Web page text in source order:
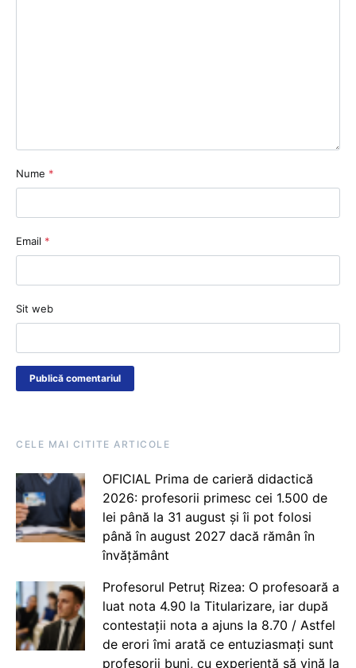
Nume *
Email *
Sit web
CELE MAI CITITE ARTICOLE
OFICIAL Prima de carieră didactică
2026: profesorii primesc cei 1.500 de
lei până la 31 august și îi pot folosi
până în august 2027 dacă rămân în
învățământ
Profesorul Petruț Rizea: O profesoară a
luat nota 4.90 la Titularizare, iar după
contestații nota a ajuns la 8.70 / Astfel
de erori îmi arată ce entuziasmați sunt
profesorii buni, cu experiență să vină la